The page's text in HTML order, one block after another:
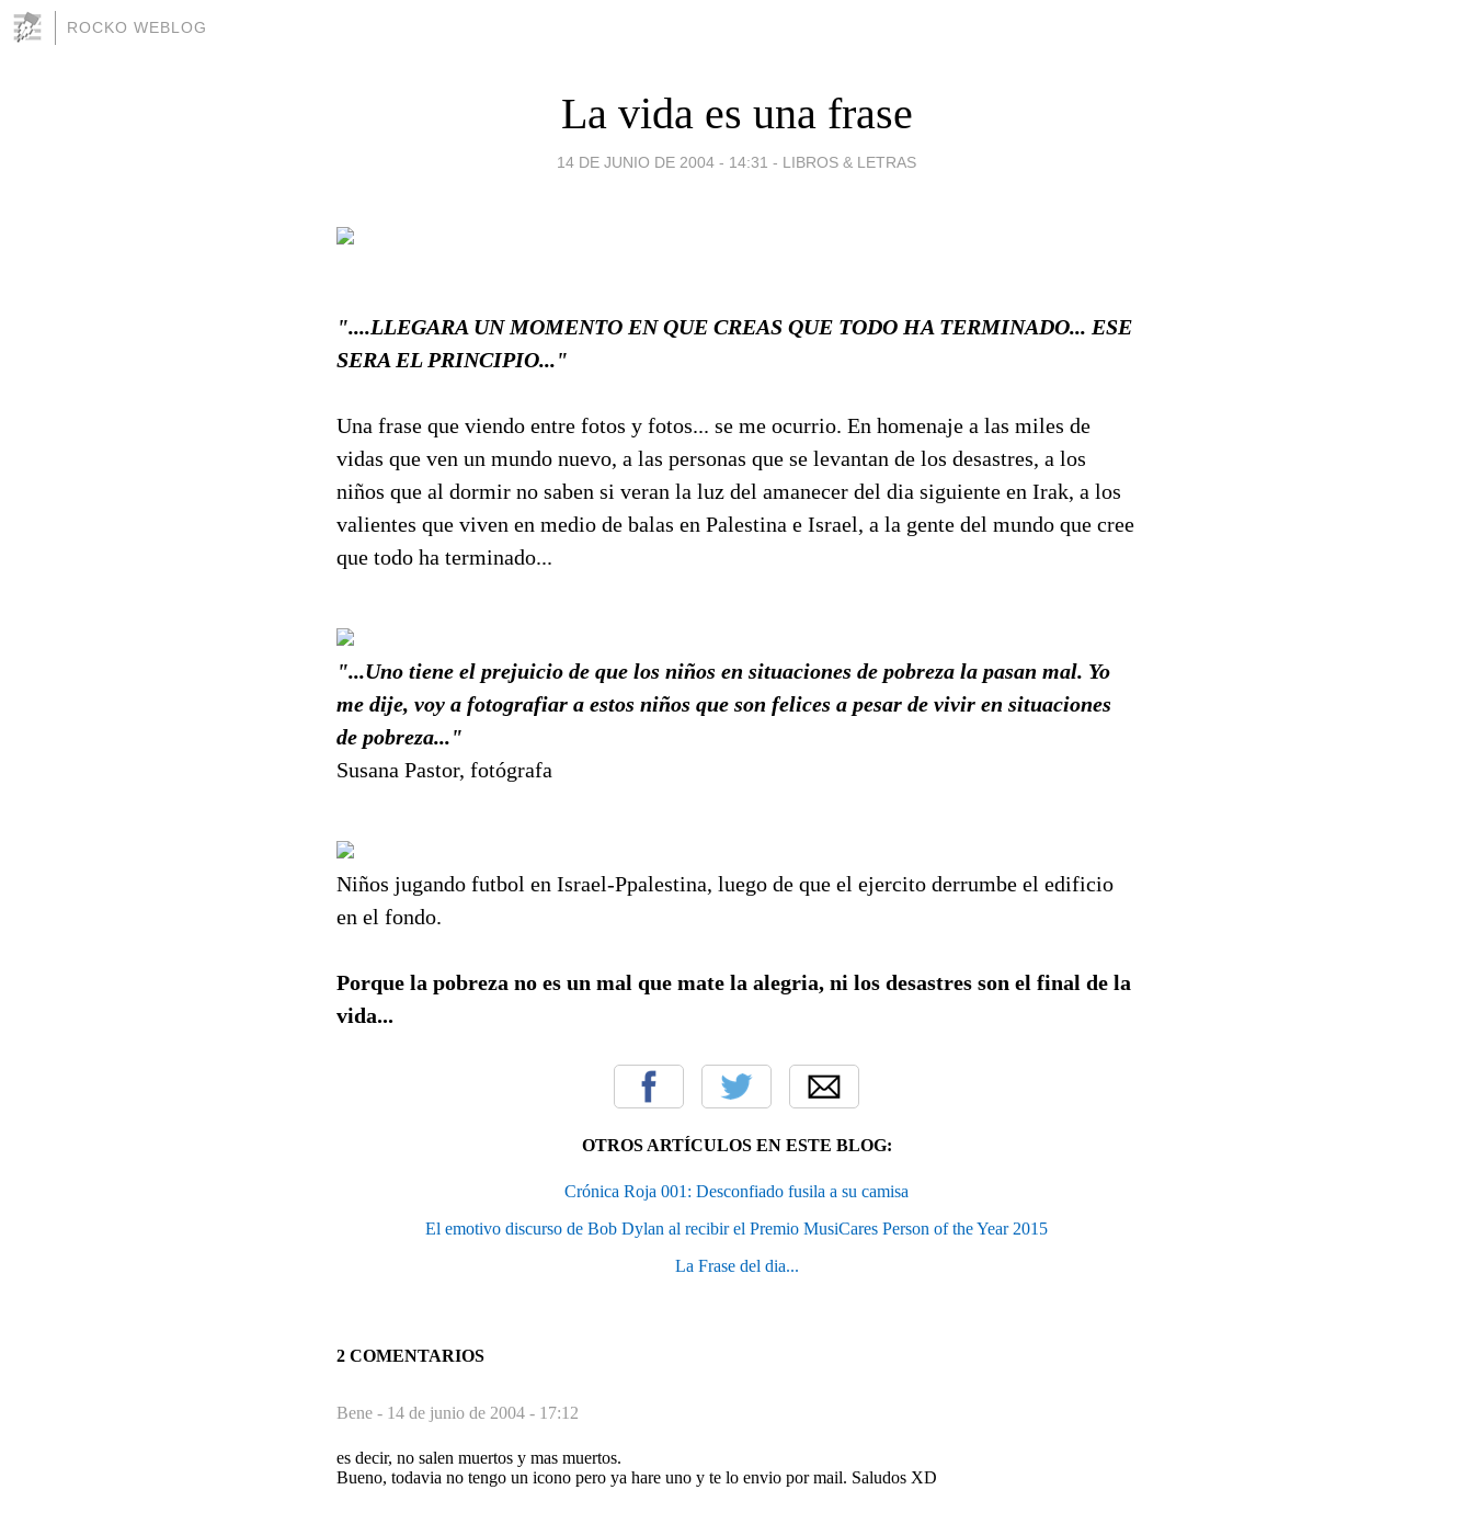
ROCKO WEBLOG
La vida es una frase
14 DE JUNIO DE 2004 - 14:31 - LIBROS & LETRAS
"....LLEGARA UN MOMENTO EN QUE CREAS QUE TODO HA TERMINADO... ESE
SERA EL PRINCIPIO..."
Una frase que viendo entre fotos y fotos... se me ocurrio. En homenaje a las miles de
vidas que ven un mundo nuevo, a las personas que se levantan de los desastres, a los
niños que al dormir no saben si veran la luz del amanecer del dia siguiente en Irak, a los
valientes que viven en medio de balas en Palestina e Israel, a la gente del mundo que cree
que todo ha terminado...
"...Uno tiene el prejuicio de que los niños en situaciones de pobreza la pasan mal. Yo
me dije, voy a fotografiar a estos niños que son felices a pesar de vivir en situaciones
de pobreza..."
Susana Pastor, fotógrafa
Niños jugando futbol en Israel-Ppalestina, luego de que el ejercito derrumbe el edificio
en el fondo.
Porque la pobreza no es un mal que mate la alegria, ni los desastres son el final de la
vida...
OTROS ARTÍCULOS EN ESTE BLOG:
Crónica Roja 001: Desconfiado fusila a su camisa
El emotivo discurso de Bob Dylan al recibir el Premio MusiCares Person of the Year 2015
La Frase del dia...
2 COMENTARIOS
Bene - 14 de junio de 2004 - 17:12
es decir, no salen muertos y mas muertos.
Bueno, todavia no tengo un icono pero ya hare uno y te lo envio por mail. Saludos XD